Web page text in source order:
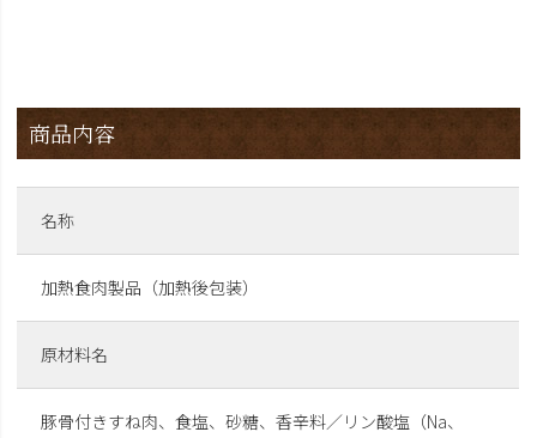
商品内容
名称
加熱食肉製品（加熱後包装）
原材料名
豚骨付きすね肉、食塩、砂糖、香辛料／リン酸塩（Na、